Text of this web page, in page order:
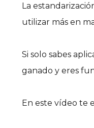
La
utilizar más en
Si solo sabes
ganado y eres
En este vídeo te